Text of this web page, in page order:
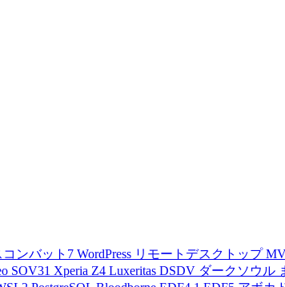
コンバット7 WordPress リモートデスクトップ
SOV31 Xperia Z4 Luxeritas DSDV ダークソウル